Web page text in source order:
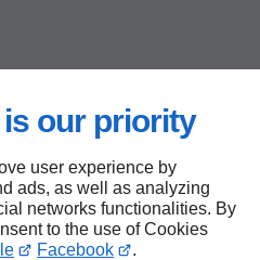
our priority
user experience by
ads, as well as analyzing
networks functionalities. By
to the use of Cookies
Facebook .